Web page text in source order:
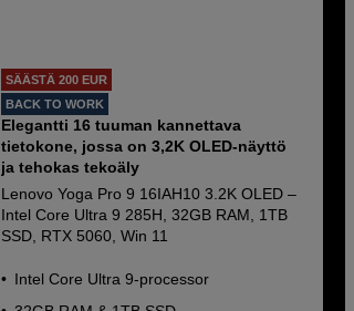
SÄÄSTÄ 200 EUR
BACK TO WORK
Elegantti 16 tuuman kannettava
tietokone, jossa on 3,2K OLED-näyttö
ja tehokas tekoäly
Lenovo Yoga Pro 9 16IAH10 3.2K OLED –
Intel Core Ultra 9 285H, 32GB RAM, 1TB
SSD, RTX 5060, Win 11
Intel Core Ultra 9-processor